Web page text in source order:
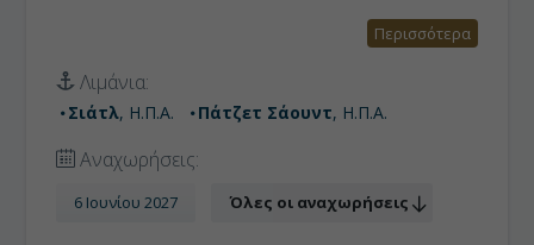
Περισσότερα
Λιμάνια:
Σιάτλ, Η.Π.Α. Πάτζετ Σάουντ, Η.Π.Α.
Αναχωρήσεις:
6 Ιουνίου 2027 Όλες οι αναχωρήσεις